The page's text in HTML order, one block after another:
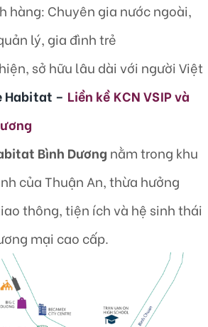
hàng: Chuyên gia nước ngoài,
lý, gia đình trẻ
sở hữu lâu dài với người Việt
Habitat – Liền kề KCN VSIP và
Bình Dương nằm trong khu
của Thuận An, thừa hưởng
thông, tiện ích và hệ sinh thái
mại cao cấp.